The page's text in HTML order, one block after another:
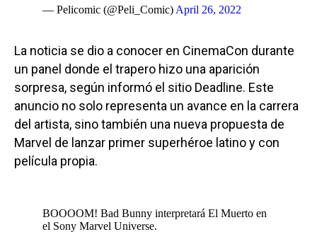
— Pelicomic (@Peli_Comic) April 26, 2022
La noticia se dio a conocer en CinemaCon durante
un panel donde el trapero hizo una aparición
sorpresa, según informó el sitio Deadline. Este
anuncio no solo representa un avance en la carrera
del artista, sino también una nueva propuesta de
Marvel de lanzar primer superhéroe latino y con
película propia.
BOOOOM! Bad Bunny interpretará El Muerto en
el Sony Marvel Universe.